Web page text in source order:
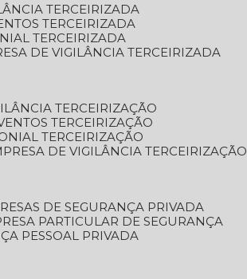
TERCEIRIZADA
TERCEIRIZADA
TERCEIRIZADA
DE VIGILÂNCIA TERCEIRIZADA
TERCEIRIZAÇÃO
TERCEIRIZAÇÃO
TERCEIRIZAÇÃO
DE VIGILÂNCIA TERCEIRIZAÇÃO
DE SEGURANÇA PRIVADA
PARTICULAR DE SEGURANÇA
PESSOAL PRIVADA